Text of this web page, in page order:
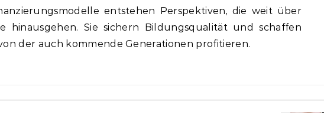
entstehen Perspektiven, die weit über
hinausgehen. Sie sichern Bildungsqualität und schaffen
der auch kommende Generationen profitieren.